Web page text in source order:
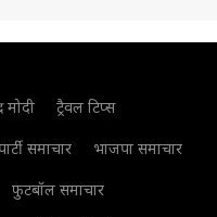
मोदी
ट्रैवल टिप्स
समाचार
भाजपा समाचार
फुटबॉल समाचार